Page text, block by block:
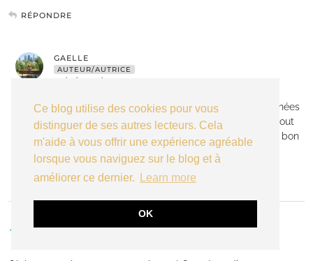
Ce blog utilise des cookies pour vous
distinguer de ses autres lecteurs. Cela
m'aide à vous offrir une expérience agréable
lorsque vous naviguez sur le blog et à
améliorer ce dernier.
Learn more
OK
RÉPONDRE
GAELLE
AUTEUR/AUTRICE
30/11/2018 / 4:34 PM
Sprinkles a ouvert pas mal de boutiques ces dernières années
aux quatre coins des US. J’adore le concept de l’ATM, surtout
avec la vidéo et la petite musique ! Trop drôle, mignon, et bon
RÉPONDRE